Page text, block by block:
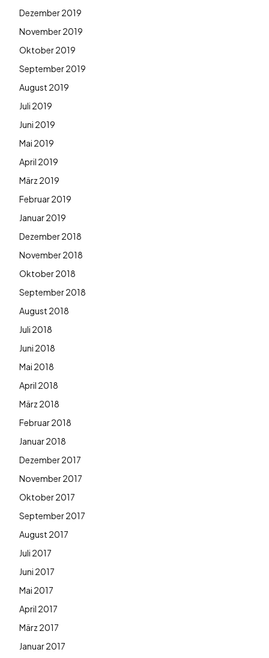
Dezember 2019
November 2019
Oktober 2019
September 2019
August 2019
Juli 2019
Juni 2019
Mai 2019
April 2019
März 2019
Februar 2019
Januar 2019
Dezember 2018
November 2018
Oktober 2018
September 2018
August 2018
Juli 2018
Juni 2018
Mai 2018
April 2018
März 2018
Februar 2018
Januar 2018
Dezember 2017
November 2017
Oktober 2017
September 2017
August 2017
Juli 2017
Juni 2017
Mai 2017
April 2017
März 2017
Januar 2017